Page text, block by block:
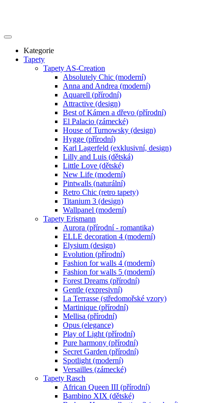
Kategorie
Tapety
Tapety AS-Creation
Absolutely Chic (moderní)
Anna and Andrea (moderní)
Aquarell (přírodní)
Attractive (design)
Best of Kámen a dřevo (přírodní)
El Palacio (zámecké)
House of Turnowsky (design)
Hygge (přírodní)
Karl Lagerfeld (exklusivní, design)
Lilly and Luis (dětská)
Little Love (dětské)
New Life (moderní)
Pintwalls (naturální)
Retro Chic (retro tapety)
Titanium 3 (design)
Wallpanel (moderní)
Tapety Erismann
Aurora (přírodní - romantika)
ELLE decoration 4 (moderní)
Elysium (design)
Evolution (přírodní)
Fashion for walls 4 (moderní)
Fashion for walls 5 (moderní)
Forest Dreams (přírodní)
Gentle (expresivní)
La Terrasse (středomořské vzory)
Martinique (přírodní)
Mellisa (přírodní)
Opus (elegance)
Play of Light (přírodní)
Pure harmony (přírodní)
Secret Garden (přírodní)
Spotlight (moderní)
Versailles (zámecké)
Tapety Rasch
African Queen III (přírodní)
Bambino XIX (dětské)